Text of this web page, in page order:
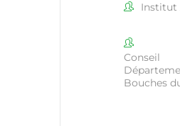
Institut
Conseil
Bouches